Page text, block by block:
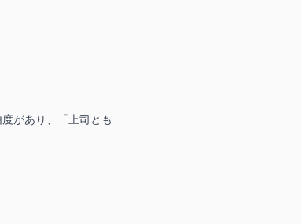
があり、「上司とも